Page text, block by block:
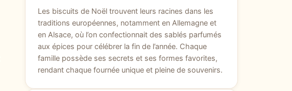
Les biscuits de Noël trouvent leurs racines dans les
traditions européennes, notamment en Allemagne et
en Alsace, où l’on confectionnait des sablés parfumés
aux épices pour célébrer la fin de l’année. Chaque
famille possède ses secrets et ses formes favorites,
rendant chaque fournée unique et pleine de souvenirs.